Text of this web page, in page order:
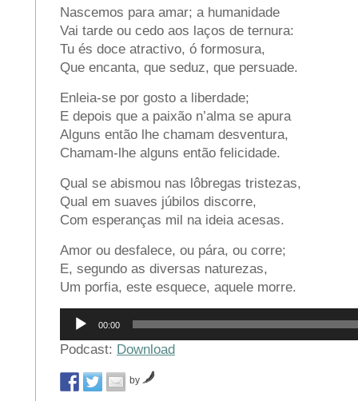
Nascemos para amar; a humanidade
Vai tarde ou cedo aos laços de ternura:
Tu és doce atractivo, ó formosura,
Que encanta, que seduz, que persuade.
Enleia-se por gosto a liberdade;
E depois que a paixão n’alma se apura
Alguns então lhe chamam desventura,
Chamam-lhe alguns então felicidade.
Qual se abismou nas lôbregas tristezas,
Qual em suaves júbilos discorre,
Com esperanças mil na ideia acesas.
Amor ou desfalece, ou pára, ou corre;
E, segundo as diversas naturezas,
Um porfia, este esquece, aquele morre.
Reprodutor
áudio
00:00
Podcast: Download
by